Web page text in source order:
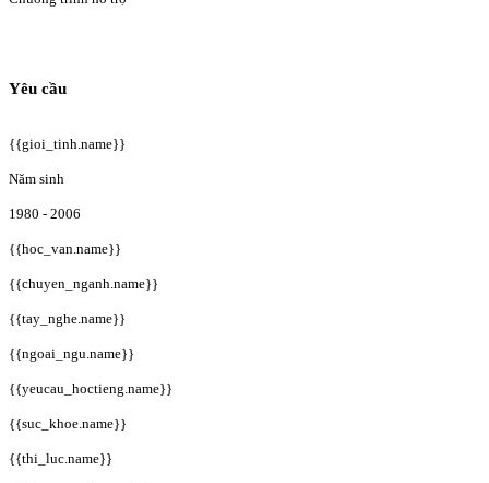
Yêu cầu
{{gioi_tinh.name}}
Năm sinh
1980 - 2006
{{hoc_van.name}}
{{chuyen_nganh.name}}
{{tay_nghe.name}}
{{ngoai_ngu.name}}
{{yeucau_hoctieng.name}}
{{suc_khoe.name}}
{{thi_luc.name}}